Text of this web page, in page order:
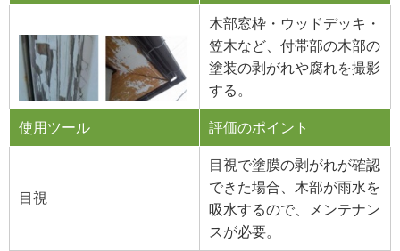
木部窓枠・ウッドデッキ・
笠木など、付帯部の木部の
塗装の剥がれや腐れを撮影
する。
使用ツール 評価のポイント
目視
目視で塗膜の剥がれが確認
できた場合、木部が雨水を
吸水するので、メンテナン
スが必要。